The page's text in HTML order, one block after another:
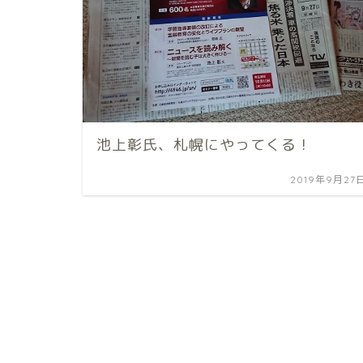
池上彰氏、札幌にやってくる！
2019年9月27